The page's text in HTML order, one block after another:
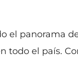
el panorama
el país.